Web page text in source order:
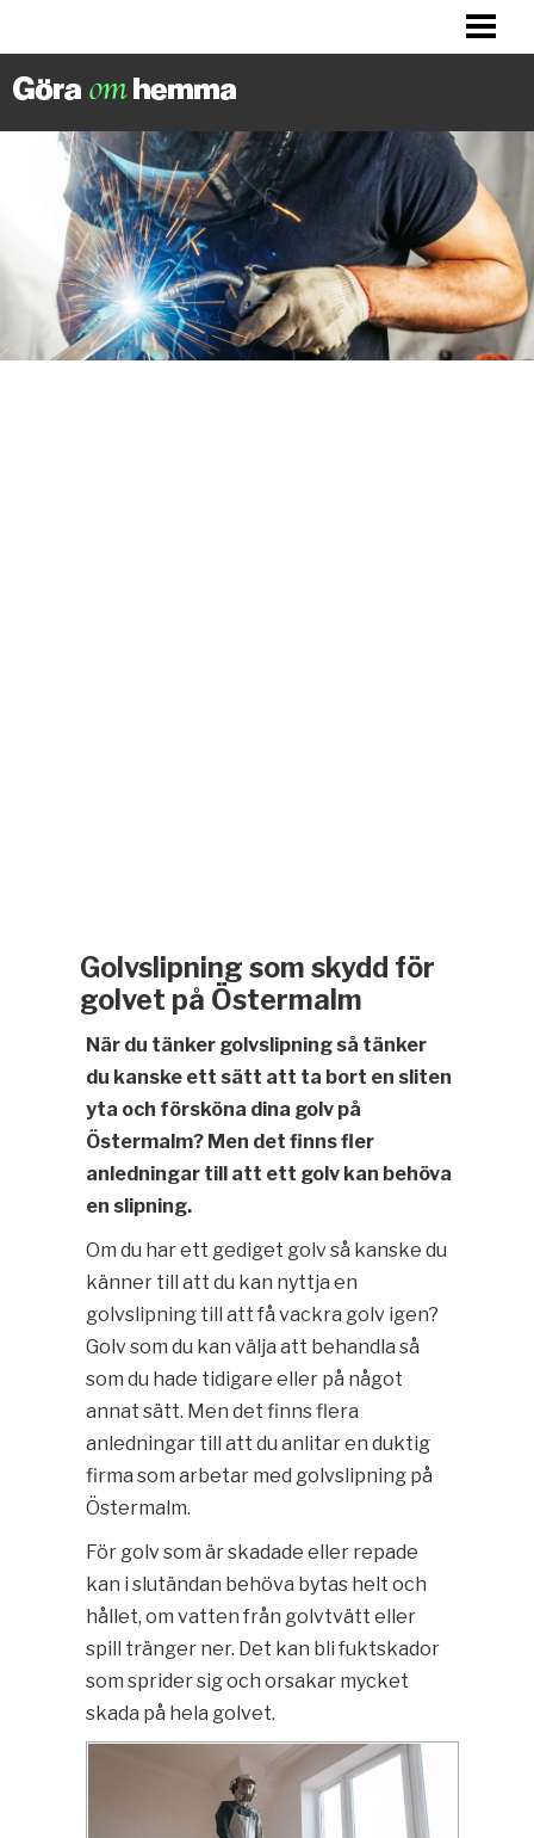
LITET KÖK? HITTA INSPIRATION!
FIXA HALLEN
BLOGG
Golvslipning som skydd för
golvet på Östermalm
När du tänker golvslipning så tänker
du kanske ett sätt att ta bort en sliten
yta och försköna dina golv på
Östermalm? Men det finns fler
anledningar till att ett golv kan behöva
en slipning.
Om du har ett gediget golv så kanske du
känner till att du kan nyttja en
golvslipning till att få vackra golv igen?
Golv som du kan välja att behandla så
som du hade tidigare eller på något
annat sätt. Men det finns flera
anledningar till att du anlitar en duktig
firma som arbetar med golvslipning på
Östermalm.
För golv som är skadade eller repade
kan i slutändan behöva bytas helt och
hållet, om vatten från golvtvätt eller
spill tränger ner. Det kan bli fuktskador
som sprider sig och orsakar mycket
skada på hela golvet.